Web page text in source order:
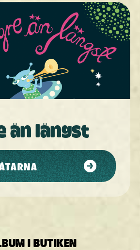
än längst
I BUTIKEN